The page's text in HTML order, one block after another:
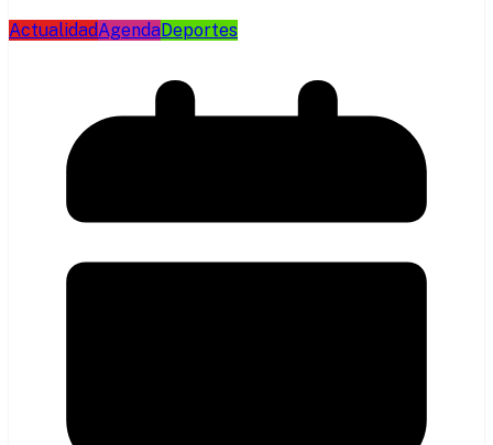
ActualidadAgendaDeportes